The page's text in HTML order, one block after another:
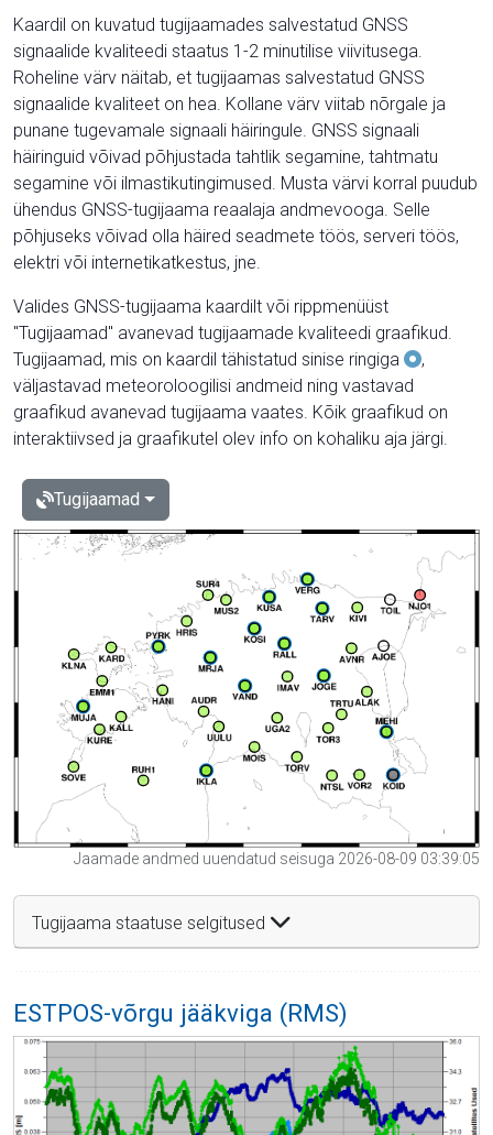
Kaardil on kuvatud tugijaamades salvestatud GNSS
signaalide kvaliteedi staatus 1-2 minutilise viivitusega.
Roheline värv näitab, et tugijaamas salvestatud GNSS
signaalide kvaliteet on hea. Kollane värv viitab nõrgale ja
punane tugevamale signaali häiringule. GNSS signaali
häiringuid võivad põhjustada tahtlik segamine, tahtmatu
segamine või ilmastikutingimused. Musta värvi korral puudub
ühendus GNSS-tugijaama reaalaja andmevooga. Selle
põhjuseks võivad olla häired seadmete töös, serveri töös,
elektri või internetikatkestus, jne.
Valides GNSS-tugijaama kaardilt või rippmenüüst
"Tugijaamad" avanevad tugijaamade kvaliteedi graafikud.
Tugijaamad, mis on kaardil tähistatud sinise ringiga
,
väljastavad meteoroloogilisi andmeid ning vastavad
graafikud avanevad tugijaama vaates. Kõik graafikud on
interaktiivsed ja graafikutel olev info on kohaliku aja järgi.
Tugijaamad
Jaamade andmed uuendatud seisuga 2026-08-09 03:39:05
Tugijaama staatuse selgitused
ESTPOS-võrgu jääkviga (RMS)